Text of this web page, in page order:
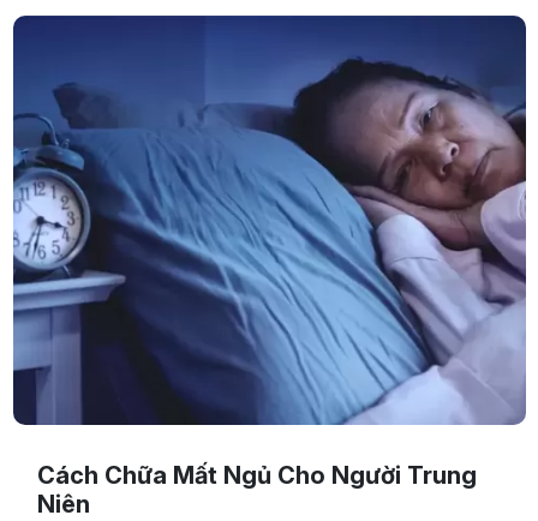
Cách Chữa Mất Ngủ Cho Người Trung
Niên